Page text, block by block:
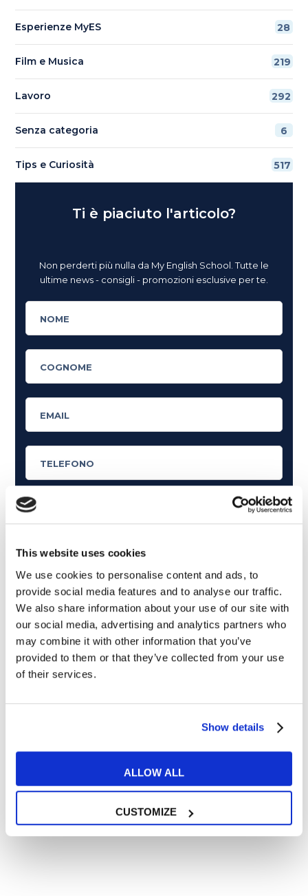
This website uses cookies
We use cookies to personalise content and ads, to
provide social media features and to analyse our traffic.
We also share information about your use of our site with
our social media, advertising and analytics partners who
may combine it with other information that you’ve
provided to them or that they’ve collected from your use
of their services.
Show details
ALLOW ALL
CUSTOMIZE
Esperienze MyES 28
Film e Musica 219
Lavoro 292
Senza categoria 6
Tips e Curiosità 517
Ti è piaciuto l'articolo?
Non perderti più nulla da My English School. Tutte le
ultime news - consigli - promozioni esclusive per te.
Cosa ti piace leggere?
Articoli dedicati alla grammatica inglese
Articoli dedicati a inglese nel mondo del lavoro
Articoli con tips e new sulla lingua inglese
Articoli divertenti su film e musica
In quanto di età superiore ai 16 anni, dichiaro di acconsentire
al trattamento dei miei dati personali in conformità
all’informativa privacy
** le sedi contrassegnate con * offrono sempre solo corsi online
RICHIEDI INFORMAZIONI